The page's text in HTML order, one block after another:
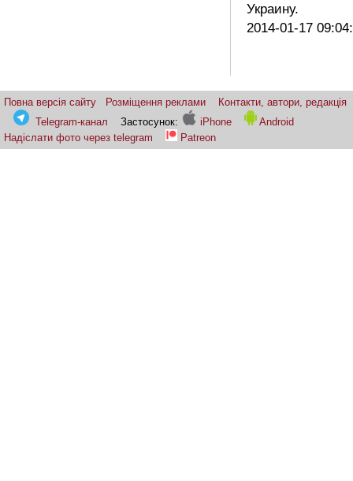
Украину.
2014-01-17
Повна версія сайту Розміщення реклами
Контакти, автори, редакція
Telegram-канал
Застосунок: iPhone
Android
Надіслати фото через telegram
Patreon